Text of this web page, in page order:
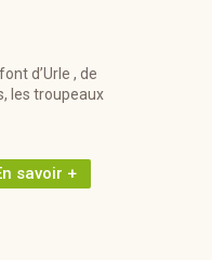
d’Urle , de
les troupeaux
savoir +